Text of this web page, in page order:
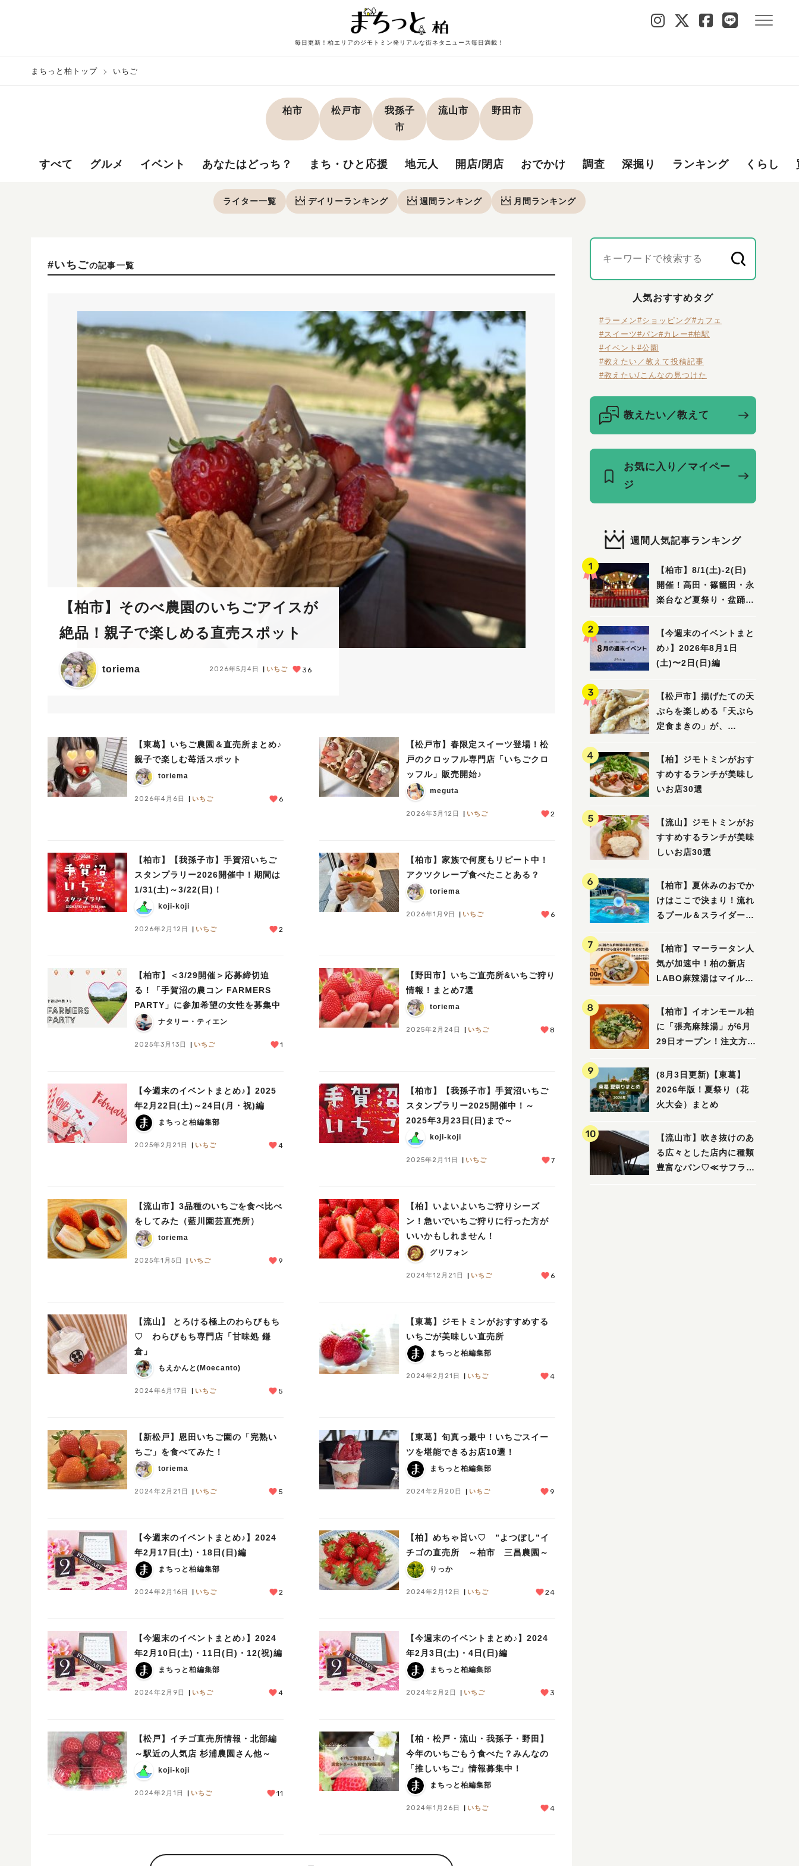
毎日更新！柏エリアのジモトミン発リアルな街ネタニュース毎日満載！
まちっと柏トップ いちご
柏市 松戸市
我孫子
市
流山市 野田市
すべて グルメ イベント あなたはどっち？ まち・ひと応援 地元人 開店/閉店 おでかけ 調査 深掘り ランキング くらし
ライター一覧 デイリーランキング 週間 ランキング 月間 ランキング
#いちごの記事一覧
【柏市】そのべ農園のいちごアイスが
絶品！親子で楽しめる直売スポット
toriema 2026年5月4日 いちご 36
【東葛】いちご農園＆直売所まとめ♪
親子で楽しむ苺活スポット
toriema
2026年4月6日 いちご 6
【松戸市】春限定スイーツ登場！松
戸のクロッフル専門店「いちごクロ
ッフル」販売開始♪
meguta
2026年3月12日 いちご 2
【柏市】【我孫子市】手賀沼いちご
スタンプラリー2026開催中！期間は
1/31(土)～3/22(日)！
koji-koji
2026年2月12日 いちご 2
【柏市】家族で何度もリピート中！
アクツクレープ食べたことある？
toriema
2026年1月9日 いちご 6
【柏市】＜3/29開催＞応募締切迫
る！「手賀沼の農コン FARMERS
PARTY」に参加希望の女性を募集中
ナタリー・ティエン
2025年3月13日 いちご 1
【野田市】いちご直売所&いちご狩り
情報！まとめ7選
toriema
2025年2月24日 いちご 8
【今週末のイベントまとめ♪】2025
年2月22日(土)～24日(月・祝)編
まちっと柏編集部
2025年2月21日 いちご 4
【柏市】【我孫子市】手賀沼いちご
スタンプラリー2025開催中！～
2025年3月23日(日)まで～
koji-koji
2025年2月11日 いちご 7
【流山市】3品種のいちごを食べ比べ
をしてみた（藍川園芸直売所）
toriema
2025年1月5日 いちご 9
【柏】いよいよいちご狩りシーズ
ン！急いでいちご狩りに行った方が
いいかもしれません！
グリフォン
2024年12月21日 いちご 6
【流山】 とろける極上のわらびもち
♡ わらびもち専門店「甘味処 鎌
倉」
もえかんと(Moecanto)
2024年6月17日 いちご 5
【東葛】ジモトミンがおすすめする
いちごが美味しい直売所
まちっと柏編集部
2024年2月21日 いちご 4
【新松戸】恩田いちご園の「完熟い
ちご」を食べてみた！
toriema
2024年2月21日 いちご 5
【東葛】旬真っ最中！いちごスイー
ツを堪能できるお店10選！
まちっと柏編集部
2024年2月20日 いちご 9
【今週末のイベントまとめ♪】2024
年2月17日(土)・18日(日)編
まちっと柏編集部
2024年2月16日 いちご 2
【柏】めちゃ旨い♡ ”よつぼし”イ
チゴの直売所 ～柏市 三昌農園～
りっか
2024年2月12日 いちご 24
【今週末のイベントまとめ♪】2024
年2月10日(土)・11日(日)・12(祝)編
まちっと柏編集部
2024年2月9日 いちご 4
【今週末のイベントまとめ♪】2024
年2月3日(土)・4日(日)編
まちっと柏編集部
2024年2月2日 いちご 3
【松戸】イチゴ直売所情報・北部編
～駅近の人気店 杉浦農園さん他～
koji-koji
2024年2月1日 いちご 11
【柏・松戸・流山・我孫子・野田】
今年のいちごもう食べた？みんなの
「推しいちご」情報募集中！
まちっと柏編集部
2024年1月26日 いちご 4
人気おすすめタグ
#ラーメン#ショッピング#カフェ
#スイーツ#パン#カレー#柏駅
#イベント #公園
#教えたい／教えて投稿記事
#教えたい/こんなの見つけた
教えたい／教えて
お気に入り／マイペー
ジ
週間人気記事ランキング
【柏市】8/1(土)‐2(日)
開催！高田・篠籠田・永
楽台など夏祭り・盆踊り
【今週末のイベントまと
め♪】2026年8月1日
(土)〜2日(日)編
【松戸市】揚げたての天
ぷらを楽しめる「天ぷら
定食まきの」が、
【柏】ジモトミンがおす
すめするランチが美味し
いお店30選
【流山】ジモトミンがお
すすめするランチが美味
しいお店30選
【柏市】夏休みのおでか
けはここで決まり！流れ
るプール＆スライダーに
ル」を親子で満喫してき
ました！
【柏市】マーラータン人
気が加速中！柏の新店
LABO麻辣湯はマイルド
【柏市】イオンモール柏
に「張亮麻辣湯」が6月
29日オープン！注文方法
ビュー
(8月3日更新)【東葛】
2026年版！夏祭り（花
火大会）まとめ
【流山市】吹き抜けのあ
る広々とした店内に種類
豊富なパン♡≪サフラン